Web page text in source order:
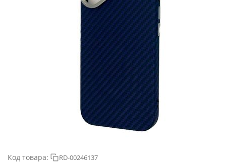
Код товара: RD-00246137